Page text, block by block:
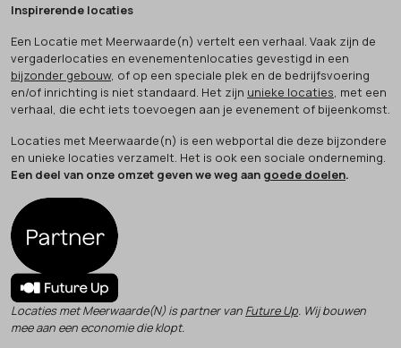
Inspirerende locaties
Een Locatie met Meerwaarde(n) vertelt een verhaal. Vaak zijn de
vergaderlocaties en evenementenlocaties gevestigd in een
bijzonder gebouw, of op een speciale plek en de bedrijfsvoering
en/of inrichting is niet standaard. Het zijn unieke locaties, met een
verhaal, die echt iets toevoegen aan je evenement of bijeenkomst.
Locaties met Meerwaarde(n) is een webportal die deze bijzondere
en unieke locaties verzamelt. Het is ook een sociale onderneming.
Een deel van onze omzet geven we weg aan goede doelen.
Locaties met Meerwaarde(N) is partner van Future Up. Wij bouwen
mee aan een economie die klopt.